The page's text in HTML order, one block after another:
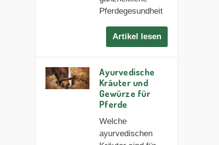
Pferdegesundheit
Artikel lesen
Ayurvedische
Kräuter und
Gewürze für
Pferde
Welche
ayurvedischen